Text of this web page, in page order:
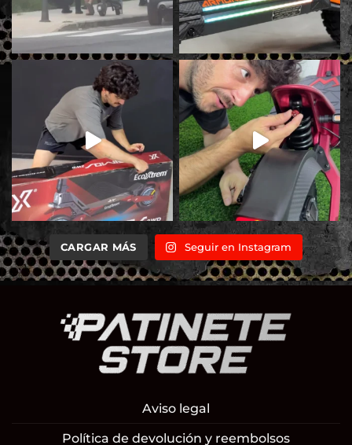
CARGAR MÁS Seguir en Instagram
Aviso legal
Política de devolución y reembolsos